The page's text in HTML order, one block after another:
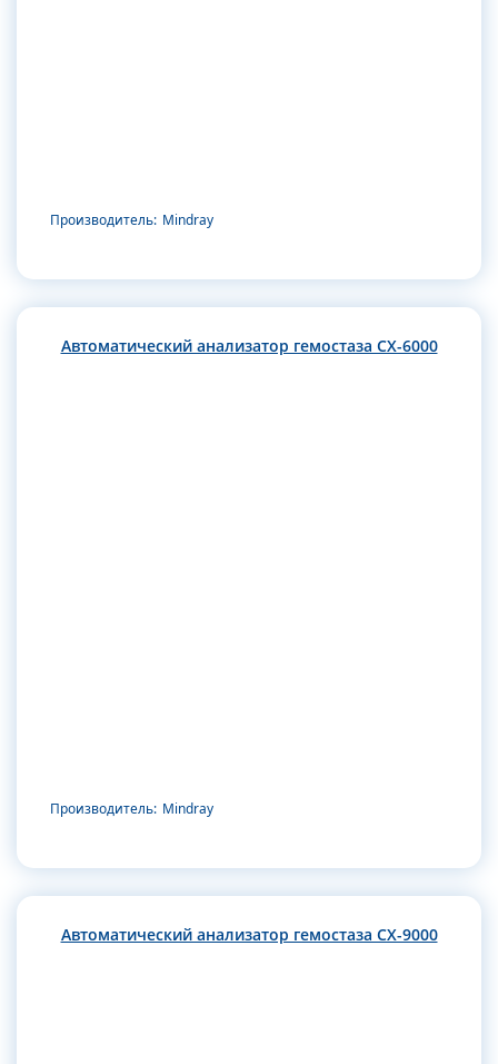
Производитель: Mindray
Автоматический анализатор гемостаза CX-6000
Производитель: Mindray
Автоматический анализатор гемостаза CX-9000